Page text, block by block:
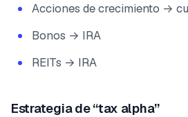
Acciones de crecimiento →
Bonos → IRA
REITs → IRA
Estrategia de “tax alpha”